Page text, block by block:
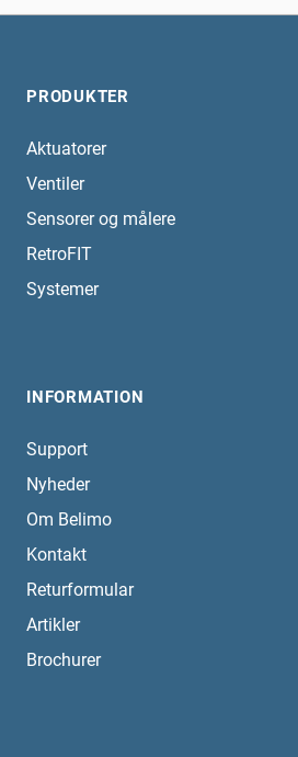
PRODUKTER
Aktuatorer
Ventiler
Sensorer og målere
RetroFIT
Systemer
INFORMATION
Support
Nyheder
Om Belimo
Kontakt
Returformular
Artikler
Brochurer